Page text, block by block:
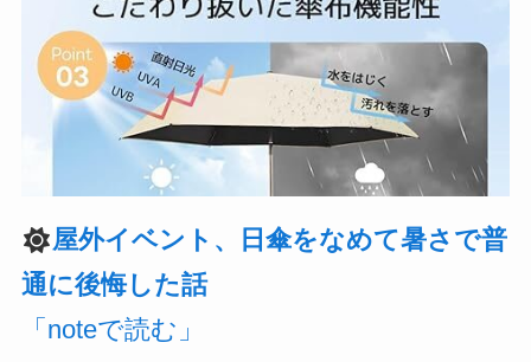
屋外イベント、日傘をなめて暑さで普
通に後悔した話
「noteで読む」